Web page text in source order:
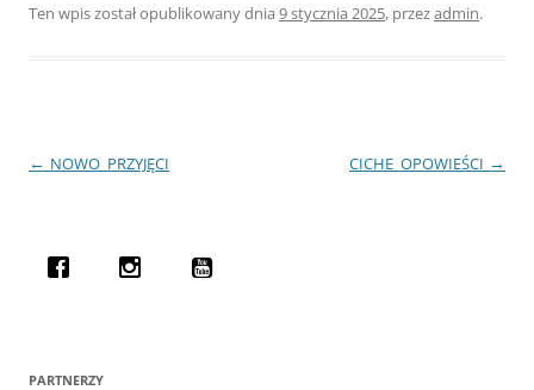
Ten wpis został opublikowany dnia 9 stycznia 2025, przezadmin.
Nawigacja
← NOWO_PRZYJĘCI CICHE_OPOWIEŚCI →
PARTNERZY